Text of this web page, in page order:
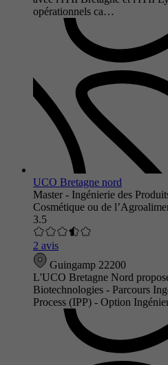
opérationnels ca…
UCO Bretagne nord
Master - Ingénierie des
Cosmétique ou de
3.5
2 avis
Guingamp 22200
L'UCO Bretagne Nord
Biotechnologies - Parcours
Process (IPP) - Option